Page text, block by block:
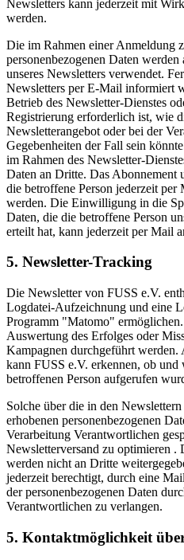
Newsletters kann jederzeit mit
werden.
Die im Rahmen einer Anmeldung
personenbezogenen Daten
unseres Newsletters verwendet.
Newsletters per E-Mail informiert
Betrieb des Newsletter-Dienstes
Registrierung erforderlich ist, wie
Newsletterangebot oder bei der
Gegebenheiten der Fall sein
im Rahmen des Newsletter-
Daten an Dritte. Das Abonnement
die betroffene Person jederzeit
werden. Die Einwilligung in die
Daten, die die betroffene Person
erteilt hat, kann jederzeit per Mail
5. Newsletter-Tracking
Die Newsletter von FUSS e.V.
Logdatei-Aufzeichnung und eine
Programm "Matomo"
Auswertung des Erfolges oder
Kampagnen durchgeführt
kann FUSS e.V. erkennen, ob
betroffenen Person aufgerufen
Solche über die in den
erhobenen personenbezogenen
Verarbeitung Verantwortlichen
Newsletterversand zu optimieren .
werden nicht an Dritte
jederzeit berechtigt, durch eine
der personenbezogenen Daten
Verantwortlichen zu verlangen.
5. Kontaktmöglichkeit